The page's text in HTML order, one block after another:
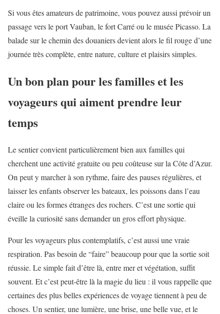
Si vous êtes amateurs de patrimoine, vous pouvez aussi prévoir un
passage vers le port Vauban, le fort Carré ou le musée Picasso. La
balade sur le chemin des douaniers devient alors le fil rouge d’une
journée très complète, entre nature, culture et plaisirs simples.
Un bon plan pour les familles et les
voyageurs qui aiment prendre leur
temps
Le sentier convient particulièrement bien aux familles qui
cherchent une activité gratuite ou peu coûteuse sur la Côte d’Azur.
On peut y marcher à son rythme, faire des pauses régulières, et
laisser les enfants observer les bateaux, les poissons dans l’eau
claire ou les formes étranges des rochers. C’est une sortie qui
éveille la curiosité sans demander un gros effort physique.
Pour les voyageurs plus contemplatifs, c’est aussi une vraie
respiration. Pas besoin de “faire” beaucoup pour que la sortie soit
réussie. Le simple fait d’être là, entre mer et végétation, suffit
souvent. Et c’est peut-être là la magie du lieu : il vous rappelle que
certaines des plus belles expériences de voyage tiennent à peu de
choses. Un sentier, une lumière, une brise, une belle vue, et le